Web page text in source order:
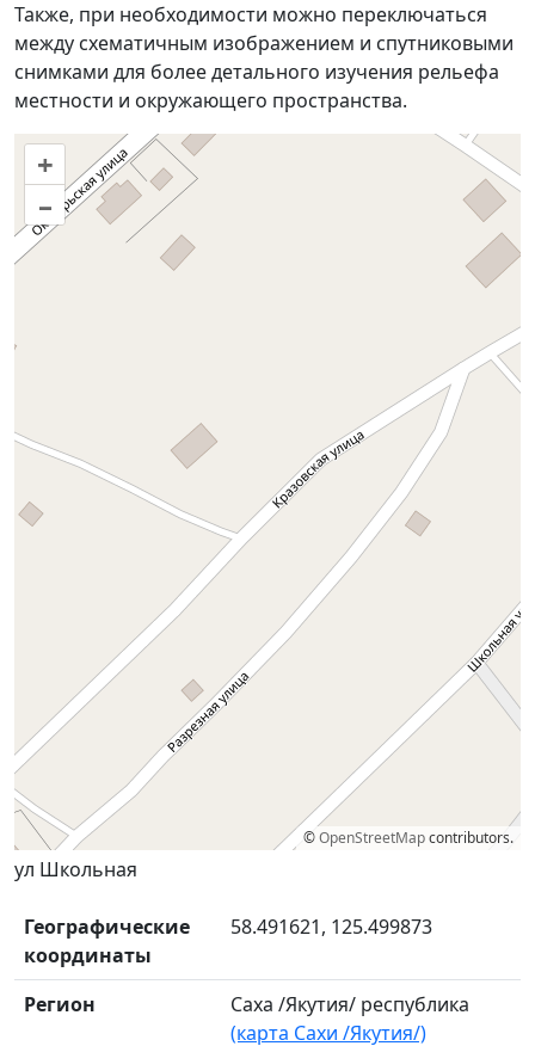
Также, при необходимости можно переключаться
между схематичным изображением и спутниковыми
снимками для более детального изучения рельефа
местности и окружающего пространства.
+
–
©OpenStreetMapcontributors.
ул Школьная
Географические
координаты
58.491621, 125.499873
Регион
Саха /Якутия/ республика
(карта Сахи /Якутия/)